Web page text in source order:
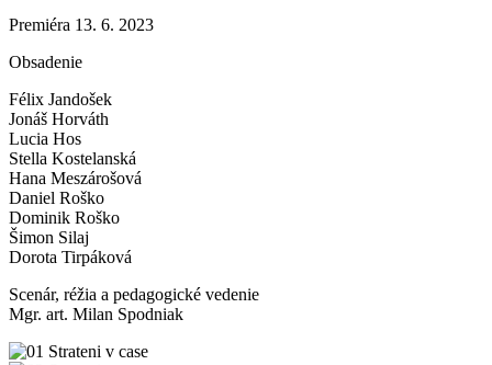
Premiéra 13. 6. 2023
Obsadenie
Félix Jandošek
Jonáš Horváth
Lucia Hos
Stella Kostelanská
Hana Meszárošová
Daniel Roško
Dominik Roško
Šimon Silaj
Dorota Tirpáková
Scenár, réžia a pedagogické vedenie
Mgr. art. Milan Spodniak